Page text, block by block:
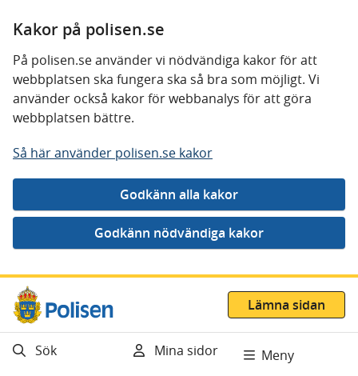
Kakor på polisen.se
På polisen.se använder vi nödvändiga kakor för att
webbplatsen ska fungera ska så bra som möjligt. Vi
använder också kakor för webbanalys för att göra
webbplatsen bättre.
Så här använder polisen.se kakor
Gå direkt till innehåll
Lämna sidan
Sök Mina sidor Meny